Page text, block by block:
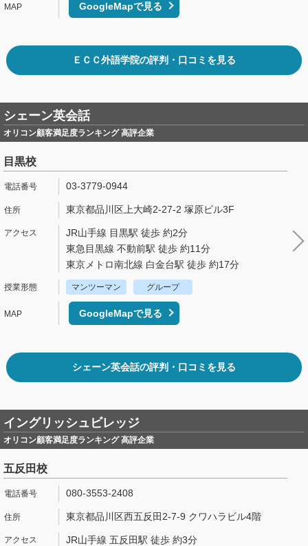
GoogleMapで見る
ＥＣＣ外語学院の評判・口コミを見る
シェーン英会話
オリコン顧客満足度ランキング 高評企業
目黒校
03-3779-0944
東京都品川区上大崎2-27-2 塚原ビル3F
JR山手線 目黒駅 徒歩 約2分
東急目黒線 不動前駅 徒歩 約11分
東京メトロ南北線 白金台駅 徒歩 約17分
マンツーマン グループ
GoogleMapで見る
シェーン英会話の評判・口コミを見る
イングリッシュビレッジ
オリコン顧客満足度ランキング 高評企業
五反田校
080-3553-2408
東京都品川区西五反田2-7-9 クワハラビル4階
JR山手線 五反田駅 徒歩 約3分